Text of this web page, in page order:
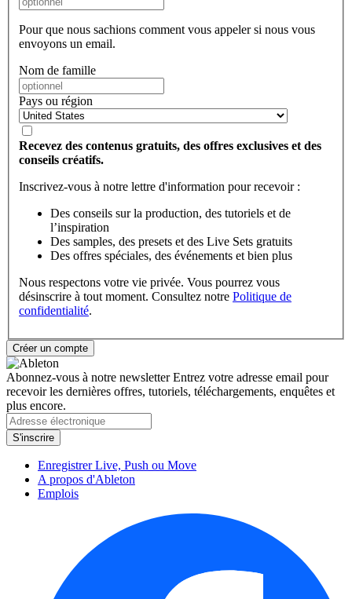
Pour que nous sachions comment vous appeler si nous vous
envoyons un email.
Nom de famille
Pays ou région
Recevez des contenus gratuits, des offres exclusives et des
conseils créatifs.
Inscrivez-vous à notre lettre d'information pour recevoir :
Des conseils sur la production, des tutoriels et de
l’inspiration
Des samples, des presets et des Live Sets gratuits
Des offres spéciales, des événements et bien plus
Nous respectons votre vie privée. Vous pourrez vous
désinscrire à tout moment. Consultez notre Politique de
confidentialité.
Abonnez-vous à notre newsletterEntrez votre adresse email pour
recevoir les dernières offres, tutoriels, téléchargements, enquêtes et
plus encore.
Enregistrer Live, Push ou Move
A propos d'Ableton
Emplois